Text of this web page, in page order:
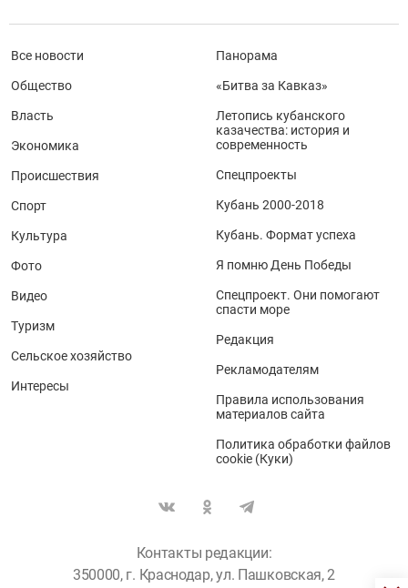
Все новости
Общество
Власть
Экономика
Происшествия
Спорт
Культура
Фото
Видео
Туризм
Сельское хозяйство
Интересы
Панорама
«Битва за Кавказ»
Летопись кубанского
казачества: история и
современность
Спецпроекты
Кубань 2000-2018
Кубань. Формат успеха
Я помню День Победы
Спецпроект. Они помогают
спасти море
Редакция
Рекламодателям
Правила использования
материалов сайта
Политика обработки файлов
cookie (Куки)
Контакты редакции:
350000, г. Краснодар, ул. Пашковская, 2